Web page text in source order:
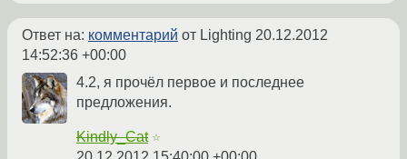
Ответ на: комментарий от Lighting 20.12.2012
14:52:36 +00:00
4.2, я прочёл первое и последнее
предложения.
Kindly_Cat ☆